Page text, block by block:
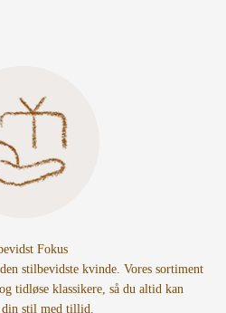
Fokus
stilbevidste kvinde. Vores sortiment
tidløse klassikere, så du altid kan
stil med tillid.